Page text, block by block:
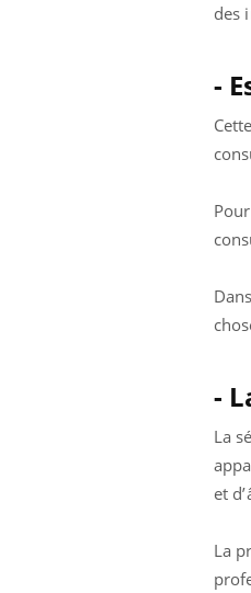
des
-
-
La
et
La
Eczéma
expliquer